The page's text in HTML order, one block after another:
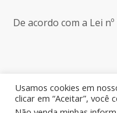
Usamos cookies em
clicar em “Aceitar”, você
De acordo com a Lei